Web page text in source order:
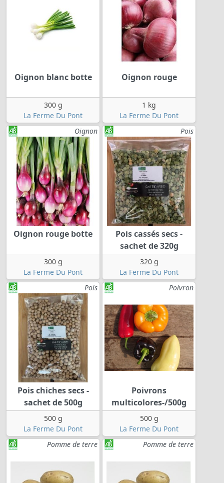
Oignon blanc botte
300 g
La Ferme Du Pont
Oignon rouge
1 kg
La Ferme Du Pont
Oignon
Oignon rouge botte
300 g
La Ferme Du Pont
Pois
Pois cassés secs -
sachet de 320g
320 g
La Ferme Du Pont
Pois
Pois chiches secs -
sachet de 500g
500 g
La Ferme Du Pont
Poivron
Poivrons
multicolores-/500g
500 g
La Ferme Du Pont
Pomme de terre
Pomme de terre